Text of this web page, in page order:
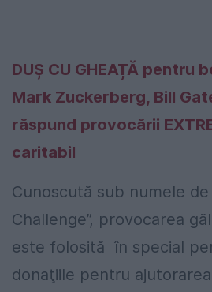
DUȘ CU GHEAȚĂ pentru
Mark Zuckerberg, Bill
răspund provocării
caritabil
Cunoscută sub numele de
Challenge”, provocarea
este folosită în special
donaţiile pentru